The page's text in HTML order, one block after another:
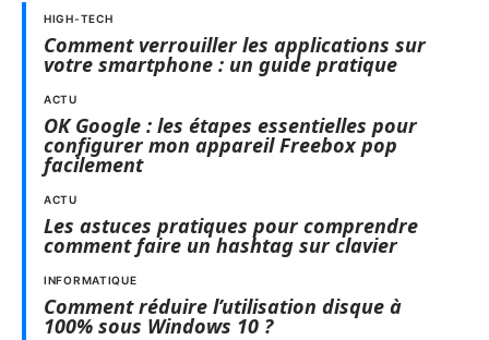
HIGH-TECH
Comment verrouiller les applications sur
votre smartphone : un guide pratique
ACTU
OK Google : les étapes essentielles pour
configurer mon appareil Freebox pop
facilement
ACTU
Les astuces pratiques pour comprendre
comment faire un hashtag sur clavier
INFORMATIQUE
Comment réduire l’utilisation disque à
100% sous Windows 10 ?